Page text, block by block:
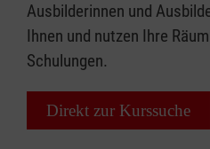
Ausbilderinnen und
Ihnen und nutzen Ihre
Schulungen.
Direkt zur Kurssuche